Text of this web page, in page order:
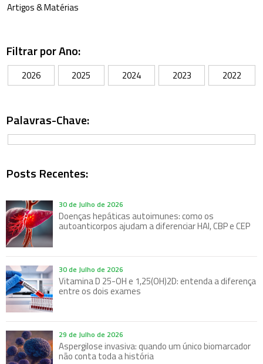
Artigos & Matérias
Filtrar por Ano:
2026 2025 2024 2023 2022
Palavras-Chave:
Posts Recentes:
30 de Julho de 2026
Doenças hepáticas autoimunes: como os
autoanticorpos ajudam a diferenciar HAI, CBP e CEP
30 de Julho de 2026
Vitamina D 25-OH e 1,25(OH)2D: entenda a diferença
entre os dois exames
29 de Julho de 2026
Aspergilose invasiva: quando um único biomarcador
não conta toda a história